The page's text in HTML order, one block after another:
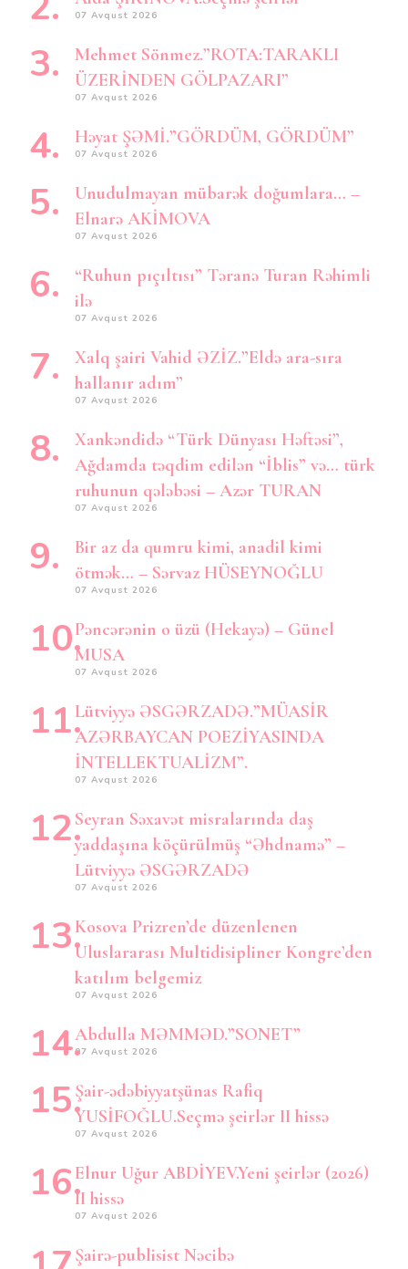
07 Avqust 2026
Mehmet Sönmez.”ROTA:TARAKLI
ÜZERİNDEN GÖLPAZARI”
07 Avqust 2026
Həyat ŞƏMİ.”GÖRDÜM, GÖRDÜM”
07 Avqust 2026
Unudulmayan mübarək doğumlara… –
Elnarə AKİMOVA
07 Avqust 2026
“Ruhun pıçıltısı” Təranə Turan Rəhimli
ilə
07 Avqust 2026
Xalq şairi Vahid ƏZİZ.”Eldə ara-sıra
hallanır adım”
07 Avqust 2026
Xankəndidə “Türk Dünyası Həftəsi”,
Ağdamda təqdim edilən “İblis” və… türk
ruhunun qələbəsi – Azər TURAN
07 Avqust 2026
Bir az da qumru kimi, anadil kimi
ötmək… – Sərvaz HÜSEYNOĞLU
07 Avqust 2026
Pəncərənin o üzü (Hekayə) – Günel
MUSA
07 Avqust 2026
Lütviyyə ƏSGƏRZADƏ.”MÜASİR
AZƏRBAYCAN POEZİYASINDA
İNTELLEKTUALİZM”.
07 Avqust 2026
Seyran Səxavət misralarında daş
yaddaşına köçürülmüş “Əhdnamə” –
Lütviyyə ƏSGƏRZADƏ
07 Avqust 2026
Kosova Prizren’de düzenlenen
Uluslararası Multidisipliner Kongre’den
katılım belgemiz
07 Avqust 2026
Abdulla MƏMMƏD.”SONET”
07 Avqust 2026
Şair-ədəbiyyatşünas Rafiq
YUSİFOĞLU.Seçmə şeirlər II hissə
07 Avqust 2026
Elnur Uğur ABDİYEV.Yeni şeirlər (2026)
II hissə
07 Avqust 2026
Şairə-publisist Nəcibə